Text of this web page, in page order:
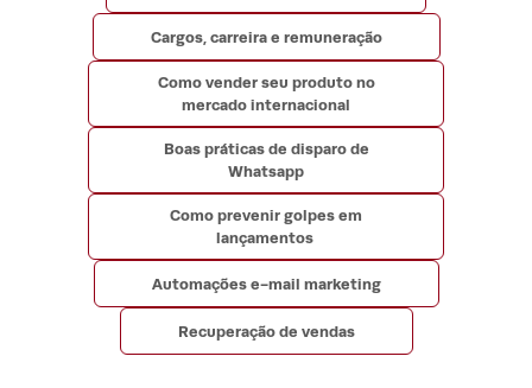
Cargos, carreira e remuneração
Como vender seu produto no
mercado internacional
Boas práticas de disparo de
Whatsapp
Como prevenir golpes em
lançamentos
Automações e-mail marketing
Recuperação de vendas